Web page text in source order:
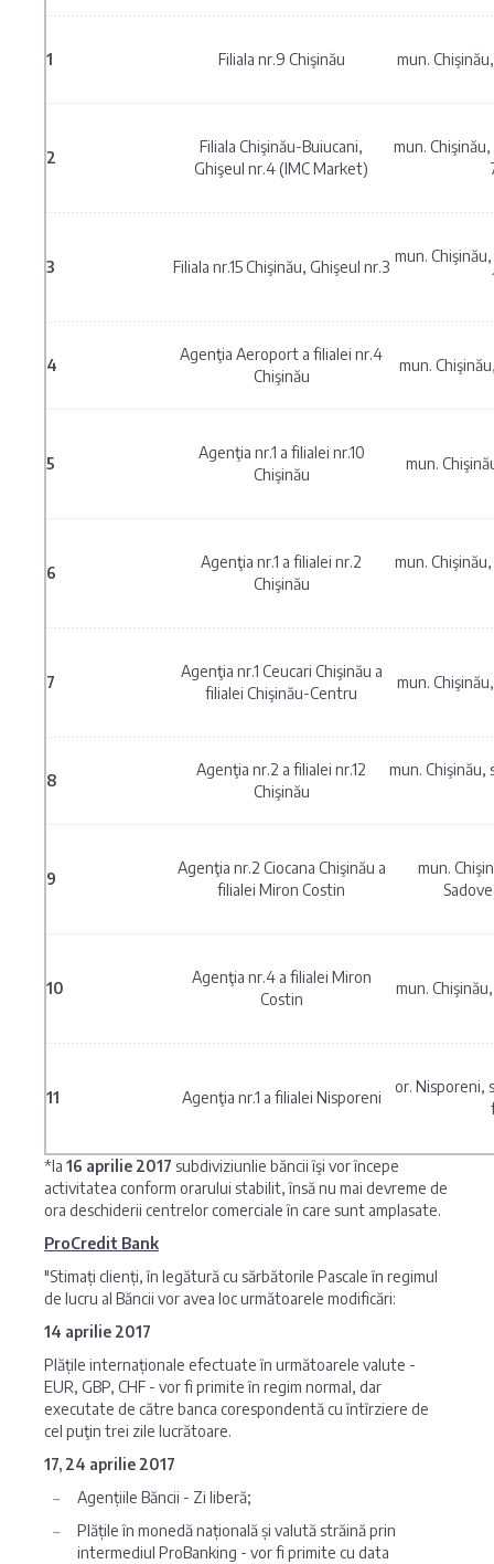
1 Filiala nr.9 Chişinău mun.
2
Filiala Chişinău-Buiucani,
Ghişeul nr.4 (IMC Market)
mun.
3 Filiala nr.15 Chişinău, Ghişeul nr.3
mun.
4
Agenţia Aeroport a filialei nr.4
Chişinău
mun.
5
Agenţia nr.1 a filialei nr.10
Chişinău
mun.
6
Agenţia nr.1 a filialei nr.2
Chişinău
mun.
7
Agenţia nr.1 Ceucari Chişinău a
filialei Chişinău-Centru
mun.
8
Agenţia nr.2 a filialei nr.12
Chişinău
mun. Chişinău,
9
Agenţia nr.2 Ciocana Chişinău a
filialei Miron Costin
mun.
10
Agenţia nr.4 a filialei Miron
Costin
mun.
11 Agenţia nr.1 a filialei Nisporeni
or. Nisporeni,
*la 16 aprilie 2017 subdiviziunlie băncii îşi vor începe
activitatea conform orarului stabilit, însă nu mai devreme de
ora deschiderii centrelor comerciale în care sunt amplasate.
ProCredit Bank
"Stimați clienți, în legătură cu sărbătorile Pascale în regimul
de lucru al Băncii vor avea loc următoarele modificări:
14 aprilie 2017
Plățile internaționale efectuate în următoarele valute -
EUR, GBP, CHF - vor fi primite în regim normal, dar
executate de către banca corespondentă cu întîrziere de
cel puţin trei zile lucrătoare.
17, 24 aprilie 2017
Agențiile Băncii - Zi liberă;
Plățile în monedă națională și valută străină prin
intermediul ProBanking - vor fi primite cu data